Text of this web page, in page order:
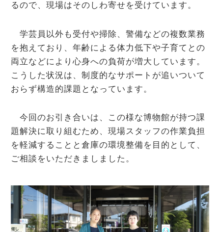
るので、現場はそのしわ寄せを受けています。
学芸員以外も受付や掃除、警備などの複数業務
を抱えており、年齢による体力低下や子育てとの
両立などにより心身への負荷が増大しています。
こうした状況は、制度的なサポートが追いついて
おらず構造的課題となっています。
今回のお引き合いは、この様な博物館が持つ課
題解決に取り組むため、現場スタッフの作業負担
を軽減することと倉庫の環境整備を目的として、
ご相談をいただきましました。